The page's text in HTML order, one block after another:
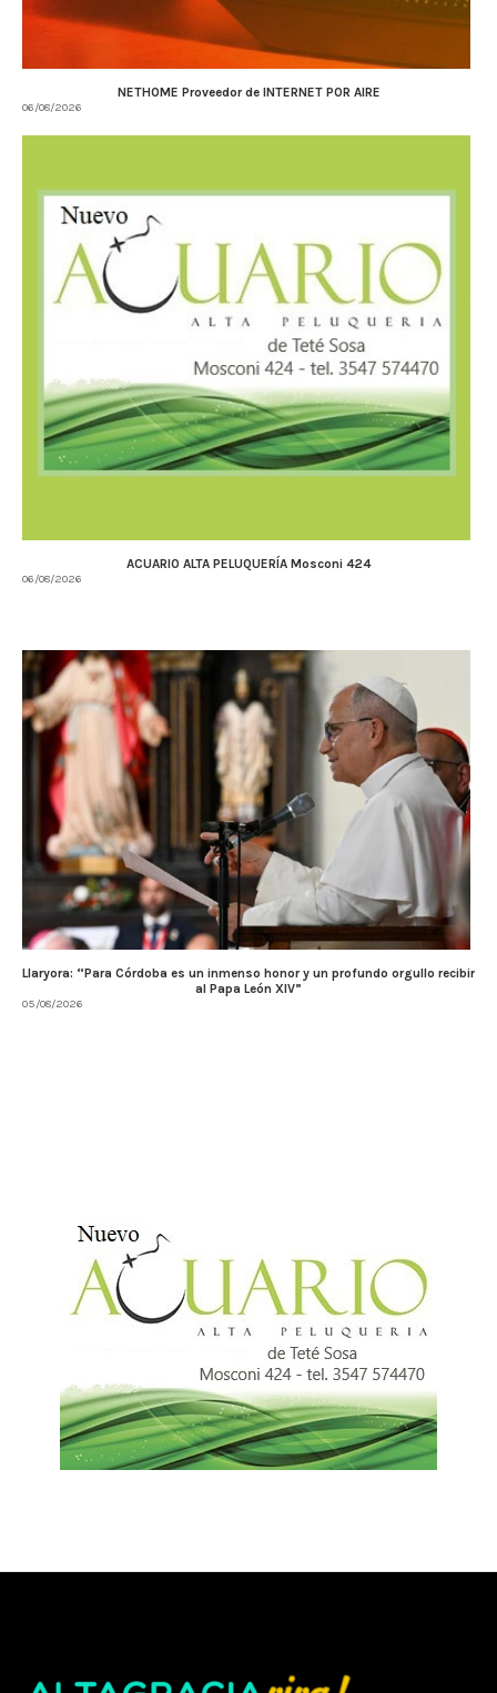
NETHOME Proveedor de INTERNET POR AIRE
06/08/2026
ACUARIO ALTA PELUQUERÍA Mosconi 424
06/08/2026
Llaryora: “Para Córdoba es un inmenso honor y un profundo orgullo recibir
al Papa León XIV”
05/08/2026